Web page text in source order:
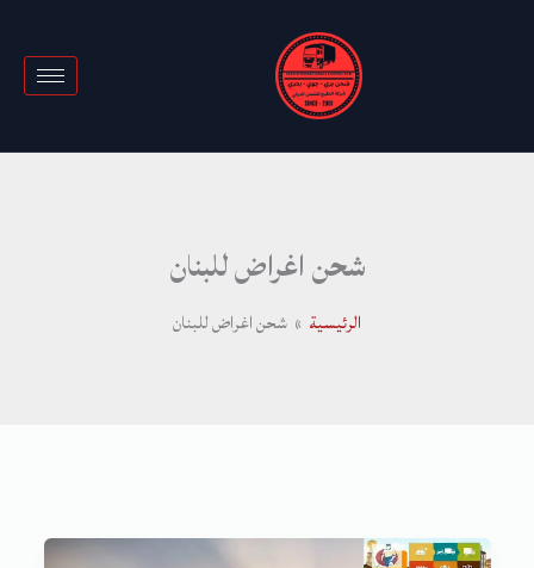
شحن اغراض للبنان
الرئيسية شحن اغراض للبنان